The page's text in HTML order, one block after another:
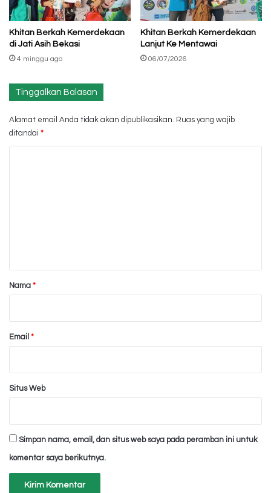
Khitan Berkah Kemerdekaan
di Jati Asih Bekasi
4 minggu ago
Khitan Berkah Kemerdekaan
Lanjut Ke Mentawai
06/07/2026
Tinggalkan Balasan
Alamat email Anda tidak akan dipublikasikan. Ruas yang wajib
ditandai *
rNama *
Email *
Situs Web
Simpan nama, email, dan situs web saya pada peramban ini untuk
komentar saya berikutnya.